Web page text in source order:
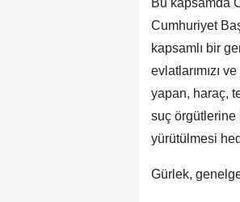
Bu kapsamda
Cumhuriyet
kapsamlı bir
evlatlarımızı
yapan, haraç,
suç örgütlerine
yürütülmesi
Gürlek,